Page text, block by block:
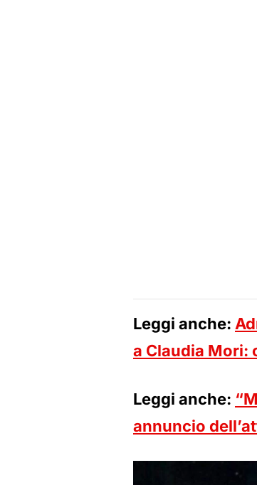
Leggi anche:
a Claudia Mori:
Leggi anche:
annuncio